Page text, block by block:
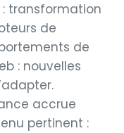
: transformation
de
de
: nouvelles
accrue
pertinent :